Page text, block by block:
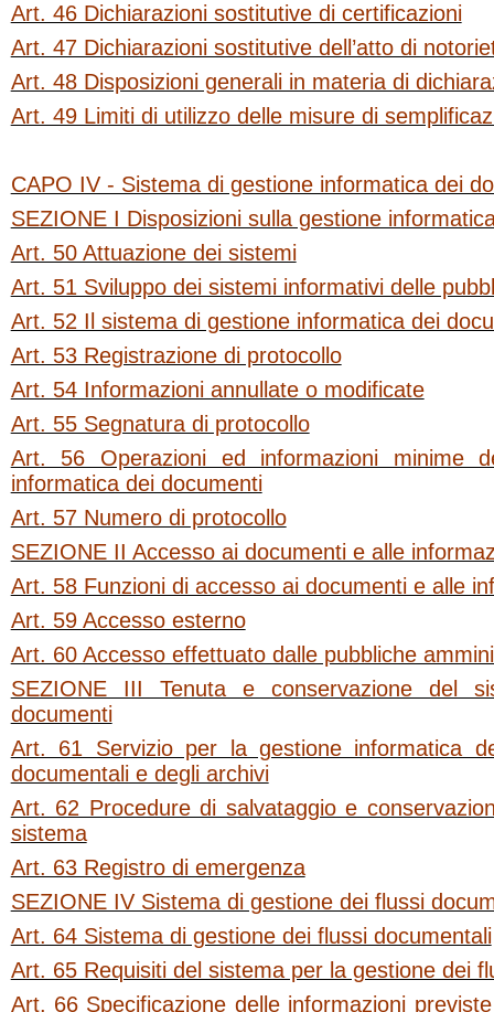
Art. 46 Dichiarazioni sostitutive di certificazioni
Art. 47 Dichiarazioni sostitutive dell’atto di
Art. 48 Disposizioni generali in materia di
Art. 49 Limiti di utilizzo delle misure di
CAPO IV - Sistema di gestione informatica dei
SEZIONE I Disposizioni sulla gestione
Art. 50 Attuazione dei sistemi
Art. 51 Sviluppo dei sistemi informativi delle
Art. 52 Il sistema di gestione informatica dei
Art. 53 Registrazione di protocollo
Art. 54 Informazioni annullate o modificate
Art. 55 Segnatura di protocollo
Art. 56 Operazioni ed informazioni minime
informatica dei documenti
Art. 57 Numero di protocollo
SEZIONE II Accesso ai documenti e alle
Art. 58 Funzioni di accesso ai documenti e alle
Art. 59 Accesso esterno
Art. 60 Accesso effettuato dalle pubbliche
SEZIONE III Tenuta e conservazione del
documenti
Art. 61 Servizio per la gestione informatica
documentali e degli archivi
Art. 62 Procedure di salvataggio e
sistema
Art. 63 Registro di emergenza
SEZIONE IV Sistema di gestione dei flussi
Art. 64 Sistema di gestione dei flussi documentali
Art. 65 Requisiti del sistema per la gestione dei
Art. 66 Specificazione delle informazioni